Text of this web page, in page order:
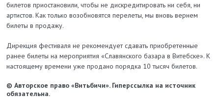
билетов приостановили, чтобы не дискредитировать ни себя, ни
артистов. Как только возобновятся перелеты, мы вновь вернем
билеты в продажу.
Дирекция фестиваля не рекомендует сдавать приобретенные
ранее билеты на мероприятия «Славянского базара в Витебске». К
настоящему времени уже продано порядка 10 тысяч билетов.
© Авторское право «Витьбичи». Гиперссылка на источник
обязательна.